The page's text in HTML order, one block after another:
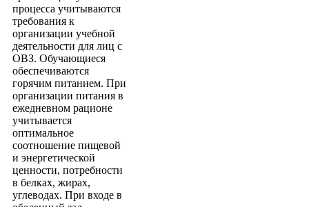
процесса учитываются
требования к
организации учебной
деятельности для лиц с
ОВЗ. Обучающиеся
обеспечиваются
горячим питанием. При
организации питания в
ежедневном рационе
учитывается
оптимальное
соотношение пищевой
и энергетической
ценности, потребности
в белках, жирах,
углеводах. При входе в